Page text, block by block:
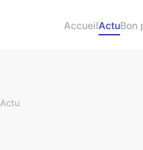
AccueilActuBon
Actu